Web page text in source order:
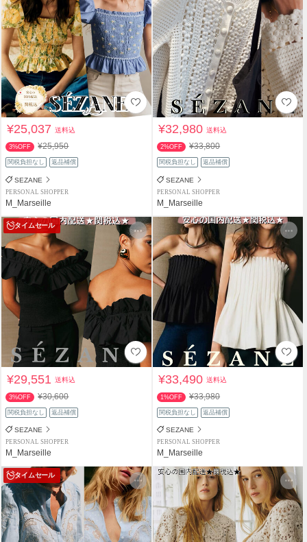
¥25,037送料込
3%OFF ¥25,950
関税負担なし 返品補償
SEZANE
PERSONAL SHOPPER
M_Marseille
¥32,980送料込
2%OFF ¥33,800
関税負担なし 返品補償
SEZANE
PERSONAL SHOPPER
M_Marseille
タイムセール
¥29,551送料込
3%OFF ¥30,600
関税負担なし 返品補償
SEZANE
PERSONAL SHOPPER
M_Marseille
¥33,490送料込
1%OFF ¥33,980
関税負担なし 返品補償
SEZANE
PERSONAL SHOPPER
M_Marseille
タイムセール